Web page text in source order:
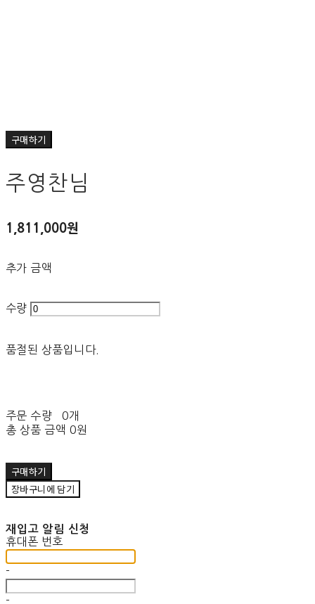
구매하기
주영찬님
1,811,000원
추가 금액
수량
품절된 상품입니다.
주문 수량
0개
총 상품 금액 0원
구매하기
장바구니에 담기
재입고 알림 신청
휴대폰 번호
-
-